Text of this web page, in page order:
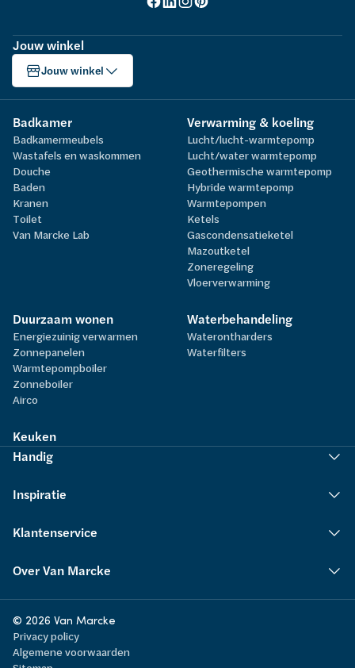
Jouw winkel
Jouw winkel
Badkamer
Badkamermeubels
Wastafels en waskommen
Douche
Baden
Kranen
Toilet
Van Marcke Lab
Verwarming & koeling
Lucht/lucht-warmtepomp
Lucht/water warmtepomp
Geothermische warmtepomp
Hybride warmtepomp
Warmtepompen
Ketels
Gascondensatieketel
Mazoutketel
Zoneregeling
Vloerverwarming
Duurzaam wonen
Energiezuinig verwarmen
Zonnepanelen
Warmtepompboiler
Zonneboiler
Airco
Waterbehandeling
Waterontharders
Waterfilters
Keuken
Handig
Inspiratie
Klantenservice
Over Van Marcke
© 2026 Van Marcke
Privacy policy
Algemene voorwaarden